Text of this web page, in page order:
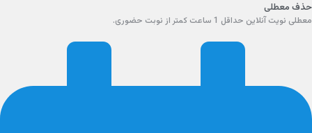
حذف معطلی
معطلی نویت آنلاین حداقل 1 ساعت کمتر از نوبت حضوری.